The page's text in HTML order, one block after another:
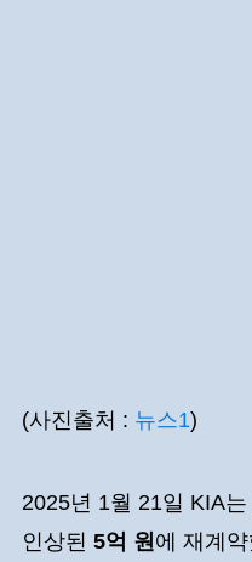
(사진출처 : 뉴스1)
2025년 1월 21일 KIA
인상된 5억 원 에 재계